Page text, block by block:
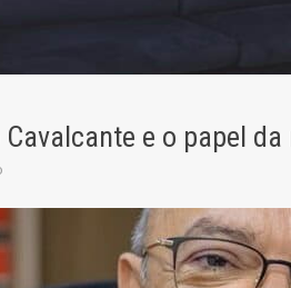
e o papel